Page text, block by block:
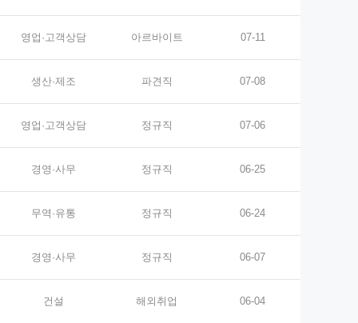
영업·고객상담 아르바이트 07-11
생산·제조 파견직 07-08
영업·고객상담 정규직 07-06
경영·사무 정규직 06-25
무역·유통 정규직 06-24
경영·사무 정규직 06-07
건설 해외취업 06-04